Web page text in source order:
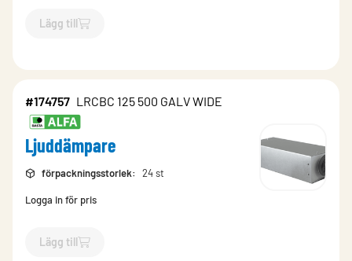
Lägg till
`$Lägg till
#174757 LRCBC 125 500 GALV WIDE
Ljuddämpare
förpackningsstorlek: 24 st
Logga in för pris
Lägg till
`$Lägg till